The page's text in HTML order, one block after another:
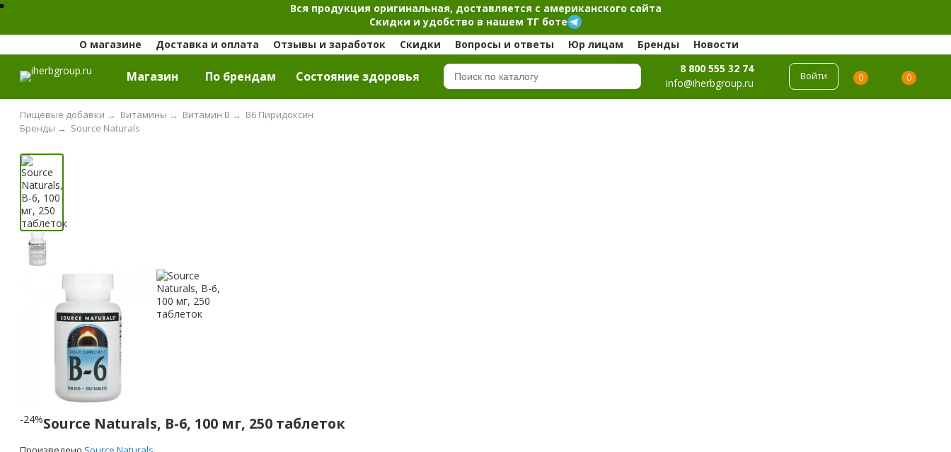
Вся продукция оригинальная, доставляется с американского сайта
Скидки и удобство в нашем ТГ боте
О магазине
Доставка и оплата Отзывы и заработок Скидки Вопросы и ответы Юр лицам Бренды Новости
Магазин По брендам Cостояние здоровья
8 800 555 32 74
info@iherbgroup.ru
Войти 0 0
Пищевые добавки → Витамины → Витамин B → B6 Пиридоксин
Source Naturals
Бренды →
-24%Source Naturals, B-6, 100 мг, 250 таблеток